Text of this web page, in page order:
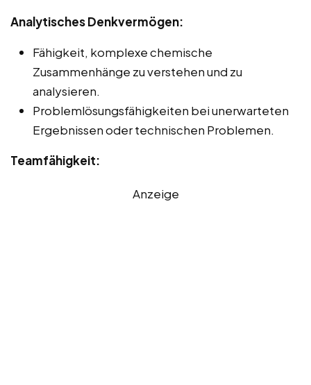
Analytisches Denkvermögen:
Fähigkeit, komplexe chemische
Zusammenhänge zu verstehen und zu
analysieren.
Problemlösungsfähigkeiten bei unerwarteten
Ergebnissen oder technischen Problemen.
Teamfähigkeit:
Anzeige